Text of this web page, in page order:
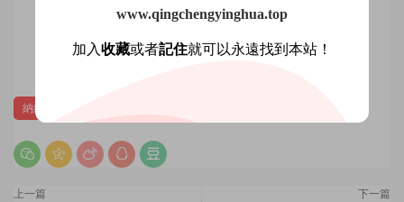
0 賞 0
納絲攝影
上一篇 下一篇
www.qingchengyinghua.top
加入收藏或者記住就可以永遠找到本站！